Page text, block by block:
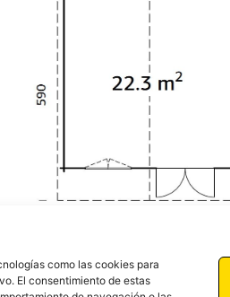
como las cookies para
El consentimiento de estas